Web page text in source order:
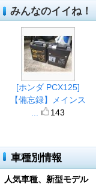
みんなのイイね！
[ホンダ PCX125]
【備忘録】メインス
...
143
車種別情報
人気車種、新型モデル